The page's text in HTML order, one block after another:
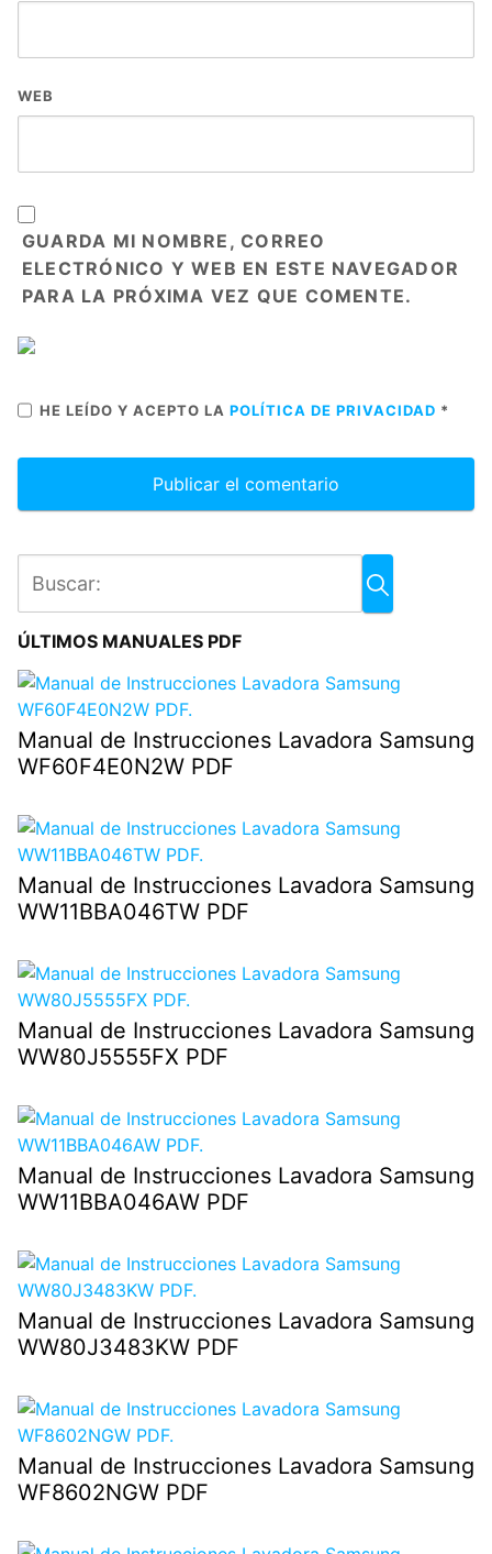
WEB
GUARDA MI NOMBRE, CORREO
ELECTRÓNICO Y WEB EN ESTE NAVEGADOR
PARA LA PRÓXIMA VEZ QUE COMENTE.
HE LEÍDO Y ACEPTO LA POLÍTICA DE PRIVACIDAD *
ÚLTIMOS MANUALES PDF
Manual de Instrucciones Lavadora Samsung
WF60F4E0N2W PDF
Manual de Instrucciones Lavadora Samsung
WW11BBA046TW PDF
Manual de Instrucciones Lavadora Samsung
WW80J5555FX PDF
Manual de Instrucciones Lavadora Samsung
WW11BBA046AW PDF
Manual de Instrucciones Lavadora Samsung
WW80J3483KW PDF
Manual de Instrucciones Lavadora Samsung
WF8602NGW PDF